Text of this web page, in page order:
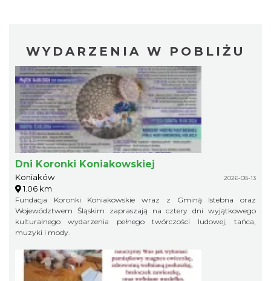
WYDARZENIA W POBLIŻU
Dni Koronki Koniakowskiej
Koniaków 2026-08-13
1.06 km
Fundacja Koronki Koniakowskie wraz z Gminą Istebna oraz
Województwem Śląskim zapraszają na cztery dni wyjątkowego
kulturalnego wydarzenia pełnego twórczości ludowej, tańca,
muzyki i mody.